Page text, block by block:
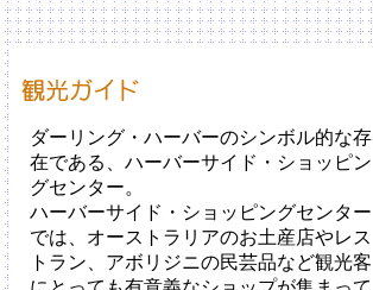
ダーリング・ハーバーのシンボル的な存
在である、ハーバーサイド・ショッピン
グセンター。
ハーバーサイド・ショッピングセンター
では、オーストラリアのお土産店やレス
トラン、アボリジニの民芸品など観光客